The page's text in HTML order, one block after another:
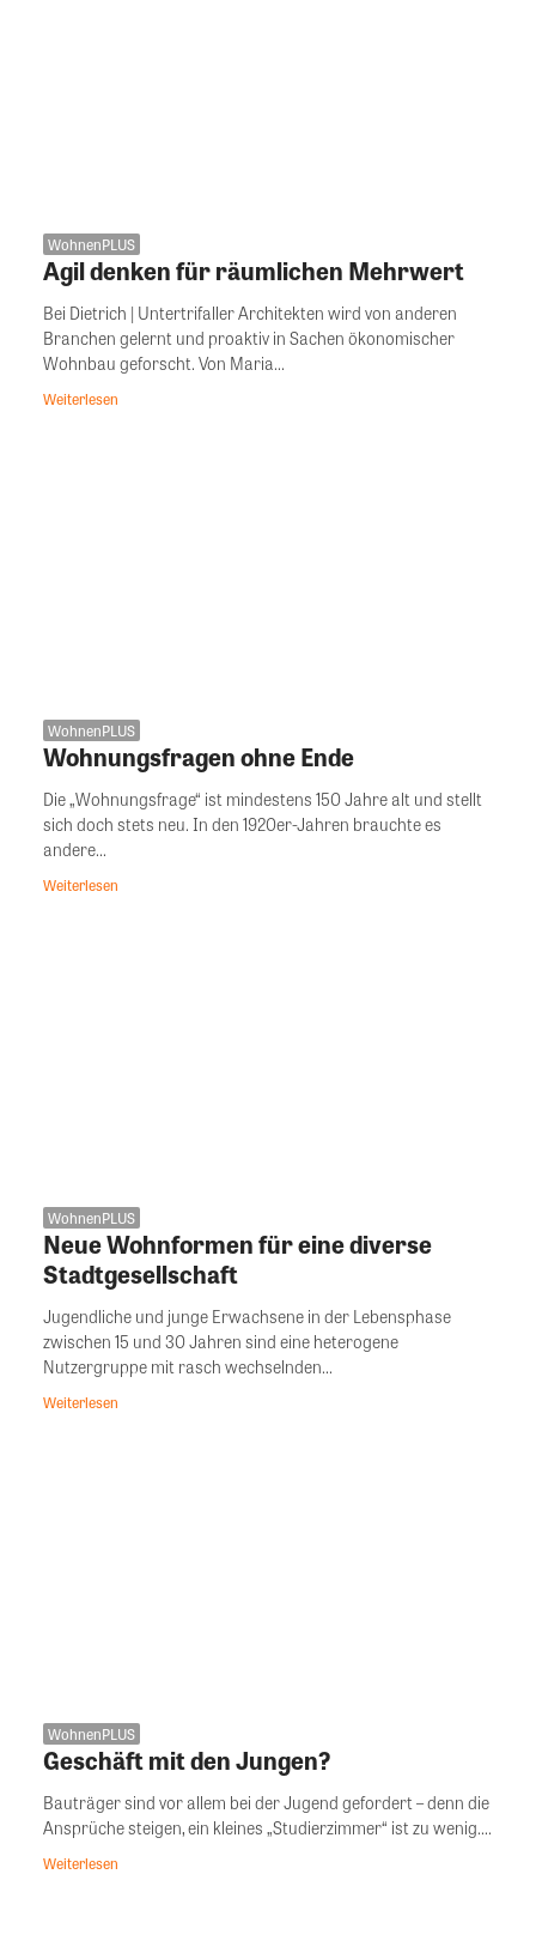
WohnenPLUS
Agil denken für räumlichen Mehrwert
Bei Dietrich | Untertrifaller Architekten wird von anderen
Branchen gelernt und proaktiv in Sachen ökonomischer
Wohnbau geforscht. Von Maria...
Weiterlesen
WohnenPLUS
Wohnungsfragen ohne Ende
Die „Wohnungsfrage“ ist mindestens 150 Jahre alt und stellt
sich doch stets neu. In den 1920er-Jahren brauchte es
andere...
Weiterlesen
WohnenPLUS
Neue Wohnformen für eine diverse
Stadtgesellschaft
Jugendliche und junge Erwachsene in der Lebensphase
zwischen 15 und 30 Jahren sind eine heterogene
Nutzergruppe mit rasch wechselnden...
Weiterlesen
WohnenPLUS
Geschäft mit den Jungen?
Bauträger sind vor allem bei der Jugend gefordert – denn die
Ansprüche steigen, ein kleines „Studierzimmer“ ist zu wenig....
Weiterlesen